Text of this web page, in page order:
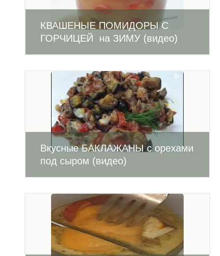
КВАШЕНЫЕ ПОМИДОРЫ С
ГОРЧИЦЕЙ на ЗИМУ (видео)
Вкусные БАКЛАЖАНЫ с орехами
под сыром (видео)